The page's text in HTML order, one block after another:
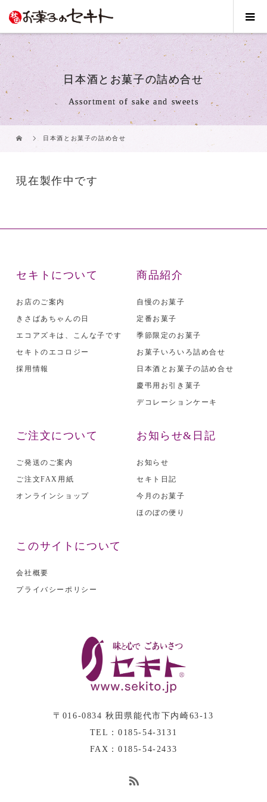
日本酒とお菓子の詰め合せ
Assortment of sake and sweets
日本酒とお菓子の詰め合せ
現在製作中です
セキトについて
お店のご案内
きさばあちゃんの日
エコアズキは、こんな子です
セキトのエコロジー
採用情報
商品紹介
自慢のお菓子
定番お菓子
季節限定のお菓子
お菓子いろいろ詰め合せ
日本酒とお菓子の詰め合せ
慶弔用お引き菓子
デコレーションケーキ
ご注文について
ご発送のご案内
ご注文FAX用紙
オンラインショップ
お知らせ&日記
お知らせ
セキト日記
今月のお菓子
ほのぼの便り
このサイトについて
会社概要
プライバシーポリシー
〒016-0834 秋田県能代市下内崎63-13
TEL：0185-54-3131
FAX：0185-54-2433